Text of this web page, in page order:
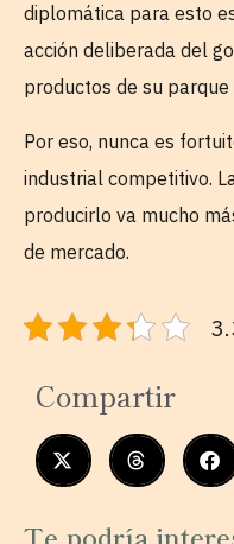
diplomática para esto
acción deliberada del
productos de su
Por eso, nunca es
industrial competitivo.
producirlo va mucho
de mercado.
Compartir
Te podría